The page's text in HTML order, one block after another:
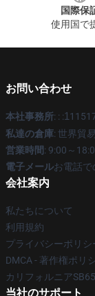
国際保
使用国で
お問い合わせ
本社事務所: : :1
私達の倉庫: 世界貿
営業時間: 9:00～
電子メールお電話
会社案内
私たちについて
利用規約
プライバシーポリシ
DMCA - 著作権ポリ
カリフォルニア
当社のサポート